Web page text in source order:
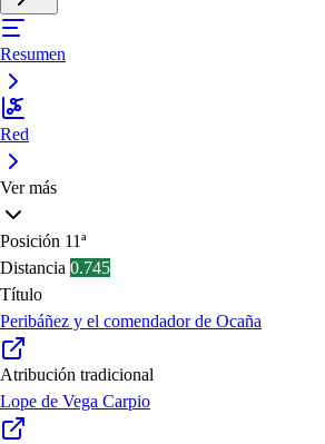
Resumen
Red
Ver más
Posición 11ª
Distancia 0.745
Título
Peribáñez y el comendador de Ocaña
Atribución tradicional
Lope de Vega Carpio